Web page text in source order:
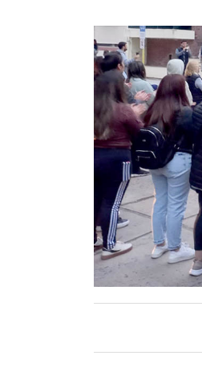
Empresa
Nosotros
Contacto